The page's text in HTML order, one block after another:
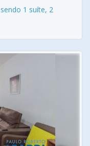
1 suíte, 2